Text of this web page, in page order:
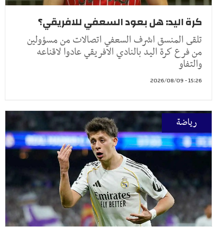
كرة اليد: هل بعود السعفي للافريقي؟
تلقى المنسق اشرف السعفي اتصالات من مسؤولين
من فرع كرة اليد بالنادي الافريقي عادوا لاقناعه
والتفاو
15:26 - 2026/08/09
رياضة